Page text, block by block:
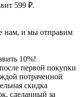
599 ₽.
нам, и мы отправим
10%!
первой покупки
потраченной
скидка
сделанный за